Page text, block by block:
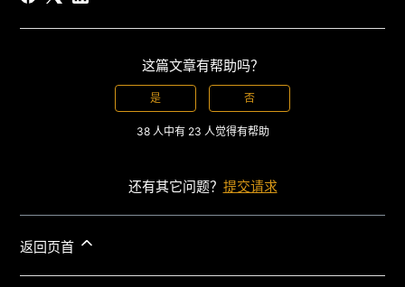
这篇文章有帮助吗？
是 否
38 人中有 23 人觉得有帮助
还有其它问题？ 提交请求
返回页首